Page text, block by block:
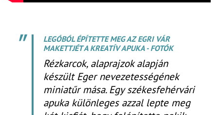
LEGÓBÓL ÉPÍTETTE MEG AZ EGRI VÁR
MAKETTJÉT A KREATÍV APUKA - FOTÓK
Rézkarcok, alaprajzok alapján
készült Eger nevezetességének
miniatűr mása. Egy székesfehérvári
apuka különleges azzal lepte meg